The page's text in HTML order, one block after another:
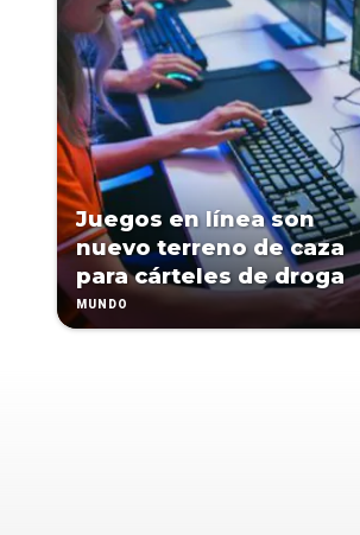
Juegos en línea son
nuevo terreno de caza
para cárteles de droga
MUNDO